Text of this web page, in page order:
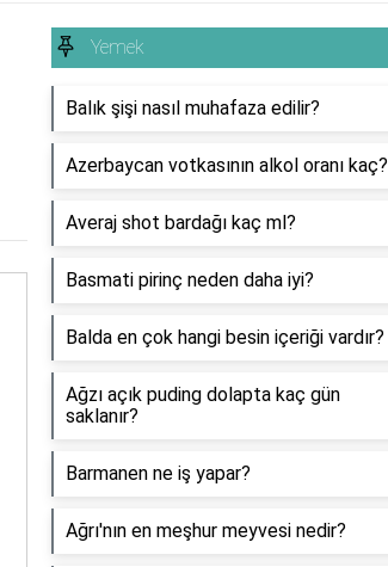
Yemek
Balık şişi nasıl muhafaza edilir?
Azerbaycan votkasının alkol oranı kaç?
Averaj shot bardağı kaç ml?
Basmati pirinç neden daha iyi?
Balda en çok hangi besin içeriği vardır?
Ağzı açık puding dolapta kaç gün
saklanır?
Barmanen ne iş yapar?
Ağrı'nın en meşhur meyvesi nedir?